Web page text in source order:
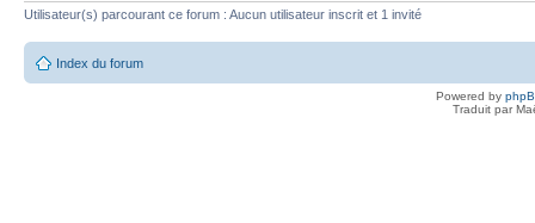
Utilisateur(s) parcourant ce forum : Aucun utilisateur inscrit et 1 invité
Index du forum
Powered by
Traduit par